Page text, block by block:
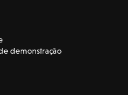
demonstração